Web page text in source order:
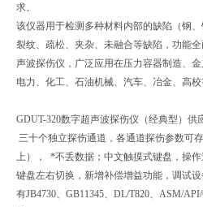
求。
该仪器用于检测多种材料内部的缺陷（钢
裂纹、疏松、夹杂、未融合等缺陷，功能
声波探伤仪，广泛应用在压力容器制造、
电力、化工、石油机械、汽车、冶金、高校
GDUT-320数字超声波探伤仪（经典型）供
三十个独立探伤通道，各通道探伤参数可
上）， *不丢数据；中文触摸式键盘，操作
键盘左右切换，新增补偿增益功能，调试
有JB4730、GB11345、DL/T820、ASM/